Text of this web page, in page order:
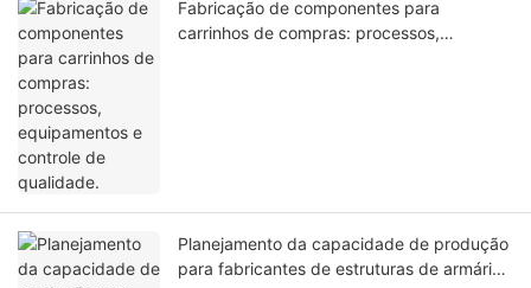
Fabricação de componentes para
carrinhos de compras: processos,
Planejamento da capacidade de produção
para fabricantes de estruturas de armários